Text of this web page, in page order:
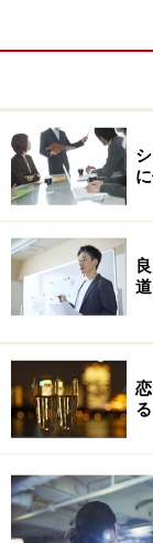
4.口角をむ
1.聞き手に
一番本質的な方
を抱く」です。
どうしても、
と」と自分のこ
います。
しかし、プレ
て、はじめて成
そして、聞き手
る